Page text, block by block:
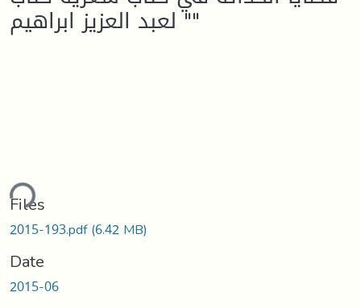
" لعبد العزيز ابراهيم"
Files
2015-193.pdf(6.42 MB)
Date
2015-06